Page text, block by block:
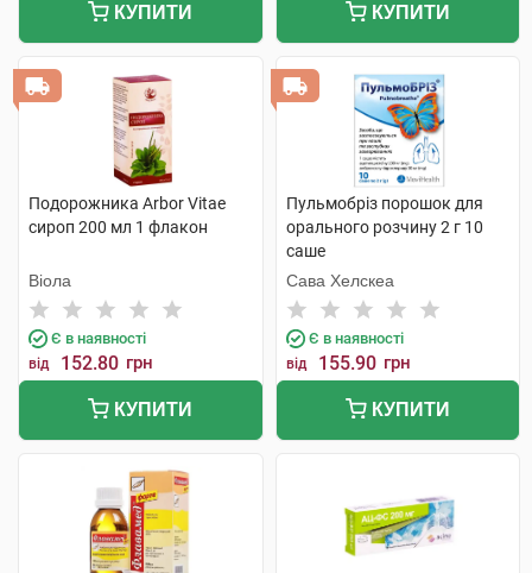
КУПИТИ КУПИТИ
Подорожника Arbor Vitae
сироп 200 мл 1 флакон
Віола
Є в наявності
від 152.80 грн
КУПИТИ
Пульмобріз порошок для
орального розчину 2 г 10
саше
Сава Хелскеа
Є в наявності
від 155.90 грн
КУПИТИ